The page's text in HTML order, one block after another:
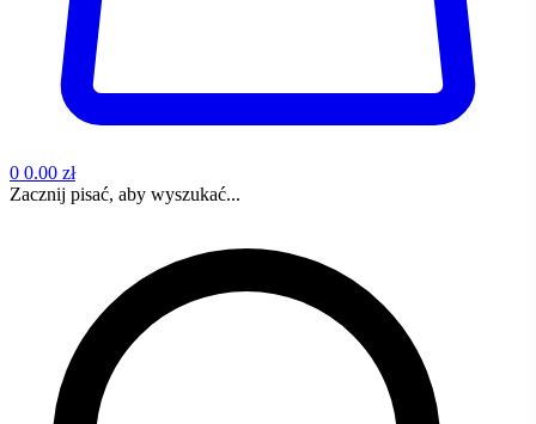
0 0.00 zł
Zacznij pisać, aby wyszukać...